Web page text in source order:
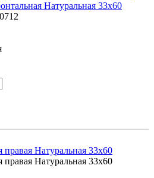
Натуральная 33x60
Натуральная 33x60
Натуральная 33x60